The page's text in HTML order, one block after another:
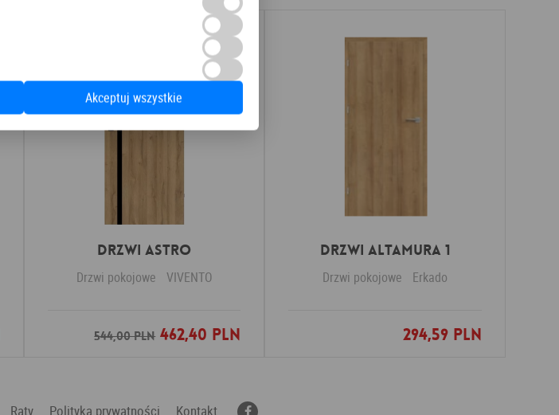
Drzwi ASTRO
Drzwi pokojowe VIVENTO
544,00 PLN462,40 PLN
Dodaj do ulubionych
Drzwi Altamura 1
Drzwi pokojowe Erkado
294,59 PLN
Dodaj do ulubionych
Raty Polityka prywatności Kontakt
Akceptuj wszystkie